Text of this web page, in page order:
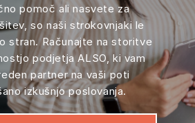
pomoč ali nasvete za
so naši strokovnjaki le
stran. Računajte na storitve
podjetja ALSO, ki vam
partner na vaši poti
izkušnjo poslovanja.